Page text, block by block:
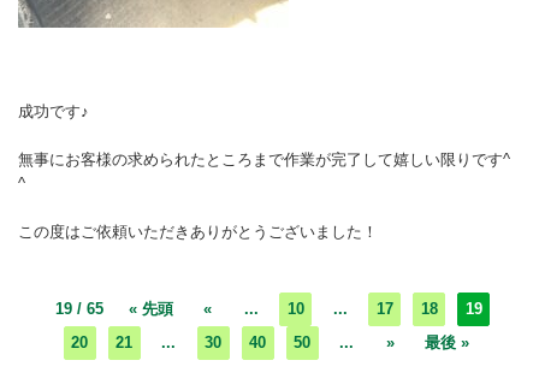
成功です♪
無事にお客様の求められたところまで作業が完了して嬉しい限りです^
^
この度はご依頼いただきありがとうございました！
19 / 65 « 先頭 « ... 10 ... 17 18
19
20
21 ... 30 40 50 ... » 最後 »